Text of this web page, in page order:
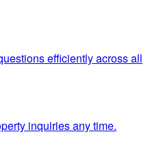
efficiently across all
inquiries any time.